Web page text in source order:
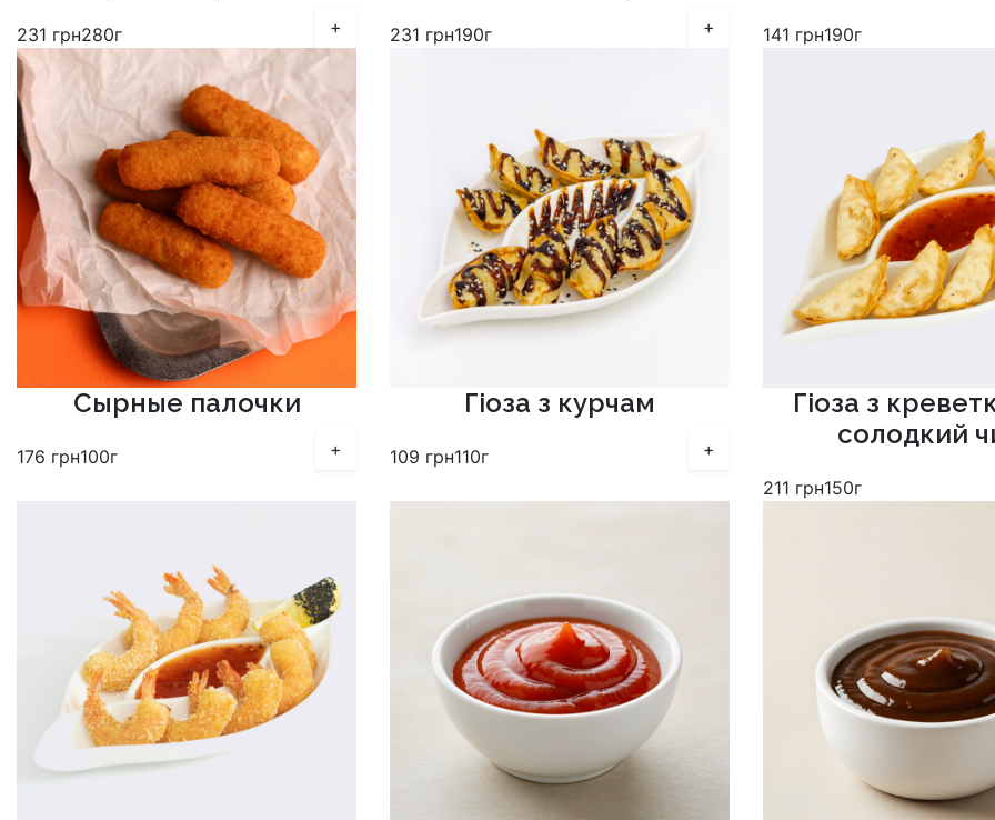
231 грн280г + 231 грн190г + 141 грн190г
Сырные палочки
176 грн100г +
Гіоза з курчам
109 грн110г +
Гіоза з
солодкий
211 грн150г